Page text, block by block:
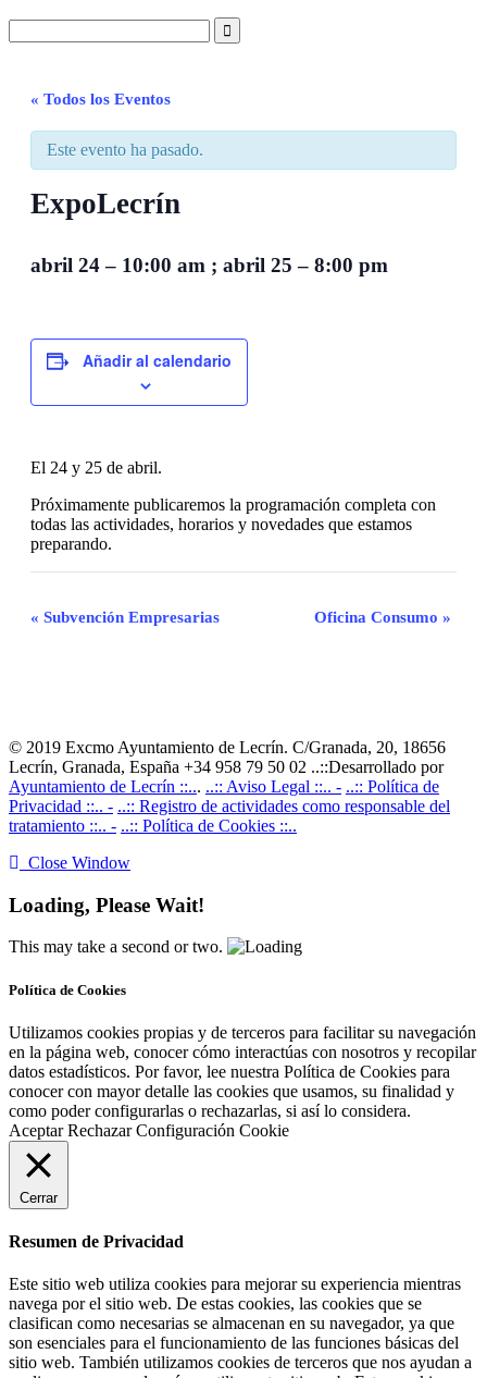
« Todos los Eventos
Este evento ha pasado.
ExpoLecrín
abril 24– 10:00 am ; abril 25– 8:00 pm
Añadir al calendario
El 24 y 25 de abril.
Próximamente publicaremos la programación completa con
todas las actividades, horarios y novedades que estamos
preparando.
Navegación
« Subvención Empresarias Oficina Consumo »
© 2019 Excmo Ayuntamiento de Lecrín. C/Granada, 20, 18656
Lecrín, Granada, España +34 958 79 50 02 ..::Desarrollado por
Ayuntamiento de Lecrín ::... ..:: Aviso Legal ::.. - ..:: Política de
Privacidad ::.. - ..:: Registro de actividades como responsable del
tratamiento ::.. - ..:: Política de Cookies ::..
Close Window
Loading, Please Wait!
This may take a second or two.
Política de Cookies
Utilizamos cookies propias y de terceros para facilitar su navegación
en la página web, conocer cómo interactúas con nosotros y recopilar
datos estadísticos. Por favor, lee nuestra Política de Cookies para
conocer con mayor detalle las cookies que usamos, su finalidad y
como poder configurarlas o rechazarlas, si así lo considera.
Aceptar Rechazar Configuración Cookie
Cerrar
Resumen de Privacidad
Este sitio web utiliza cookies para mejorar su experiencia mientras
navega por el sitio web. De estas cookies, las cookies que se
clasifican como necesarias se almacenan en su navegador, ya que
son esenciales para el funcionamiento de las funciones básicas del
sitio web. También utilizamos cookies de terceros que nos ayudan a